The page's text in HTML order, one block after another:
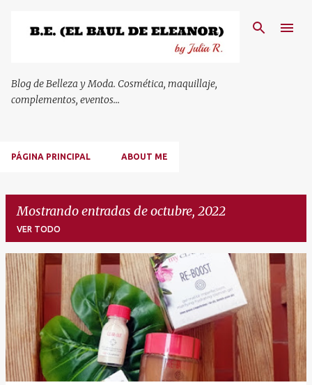
Blog de Belleza y Moda. Cosmética, maquillaje,
complementos, eventos...
PÁGINA PRINCIPAL ABOUT ME
Mostrando entradas de octubre, 2022
VER TODO
E
n
t
a
d